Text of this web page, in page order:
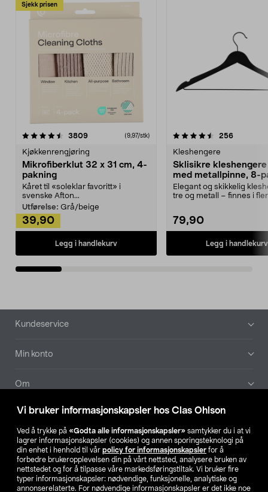
Vi bruker informasjonskapsler hos Clas Ohlson
Ved å trykke på «Godta alle informasjonskapsler» samtykker du i at vi
lagrer informasjonskapsler (cookies) og annen sporingsteknologi på
din enhet i henhold til vår policy for informasjonskapsler for å
forbedre brukeropplevelsen din på vårt nettsted, analysere bruken av
nettstedet og for å tilpasse våre markedsføringstiltak. Vi bruker fire
typer informasjonskapsler: nødvendige, funksjonelle, analytiske og
annonserelaterte. For nødvendige informasjonskapsler er det ikke noe
Sjekk prisen
3809anmeldelser(9,97/stk)
Kjøkkenrengjøring
Mikrofiberklut 32 x 31 cm, 4-
pakning
Kåret til «soleklar favoritt» i
svenske Afton...
Utførelse: Grå/beige
39,90
Legg i handlekurv
4.5av 5 stjerner 256
Kleshengere
Sklisikre
med metallpinne, 8-
Elegant og skikkelig
tre og metall – finnes i
79,90
Legg i handlekurv
4.5av 5 stjerner
Bunntekst
Kundeservice
Min konto
Om
Aktuelt
Våre selskaper
Finn din butikk